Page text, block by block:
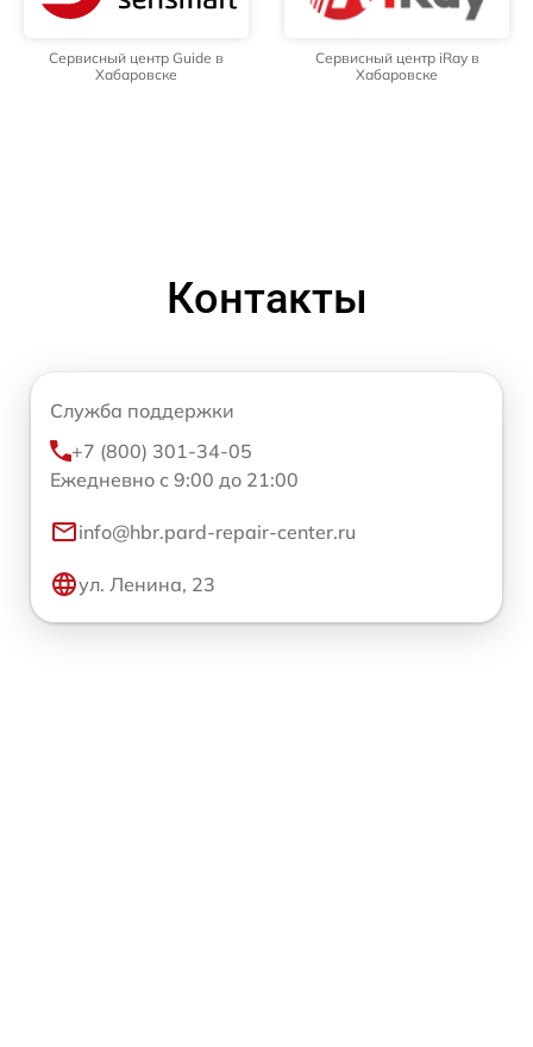
Сервисный центр Guide в
Хабаровске
Сервисный центр iRay в
Хабаровске
Контакты
Служба поддержки
+7 (800) 301-34-05
Ежедневно с 9:00 до 21:00
info@hbr.pard-repair-center.ru
ул. Ленина, 23